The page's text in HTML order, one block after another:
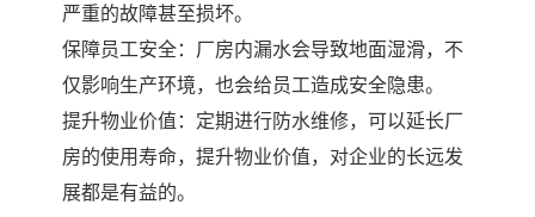
严重的故障甚至损坏。
保障员工安全：厂房内漏水会导致地面湿滑，不
仅影响生产环境，也会给员工造成安全隐患。
提升物业价值：定期进行防水维修，可以延长厂
房的使用寿命，提升物业价值，对企业的长远发
展都是有益的。